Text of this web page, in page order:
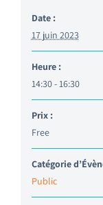
Date :
17 juin 2023
Heure :
14:30 - 16:30
Prix :
Free
Catégorie
Public